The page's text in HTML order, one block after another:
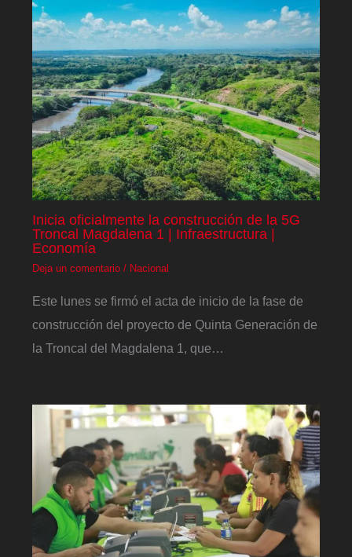
Inicia oficialmente la construcción de la 5G
Troncal Magdalena 1 | Infraestructura |
Economía
Deja un comentario / Nacional
Este lunes se firmó el acta de inicio de la fase de
construcción del proyecto de Quinta Generación de
la Troncal del Magdalena 1, que…